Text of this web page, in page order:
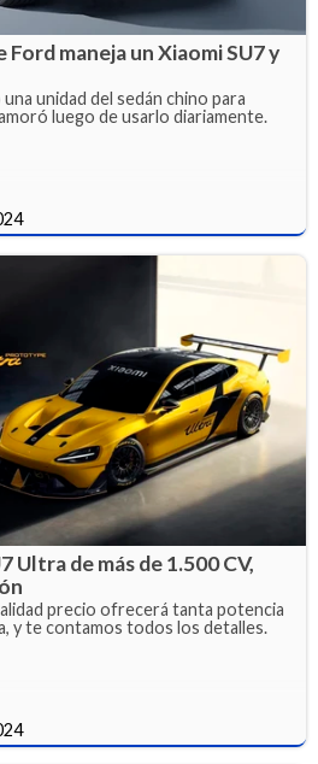
maneja un Xiaomi SU7 y
unidad del sedán chino para
luego de usarlo diariamente.
Ultra de más de 1.500 CV,
precio ofrecerá tanta potencia
y te contamos todos los detalles.